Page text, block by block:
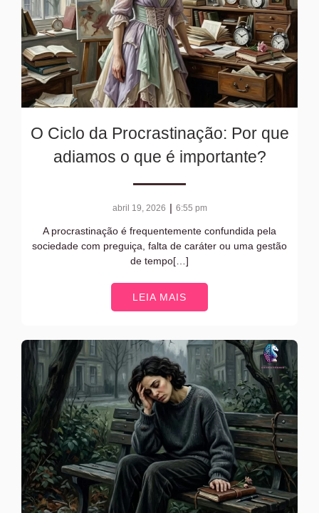
O Ciclo da Procrastinação: Por que
adiamos o que é importante?
abril 19, 2026 | 6:55 pm
A procrastinação é frequentemente confundida pela
sociedade com preguiça, falta de caráter ou uma gestão
de tempo[…]
LEIA MAIS